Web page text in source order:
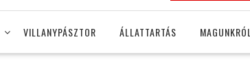
VILLANYPÁSZTOR ÁLLATTARTÁS MAGUNKRÓL